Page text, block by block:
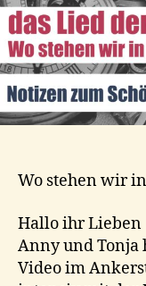
Wo stehen wir
Hallo ihr Lieben
Anny und Tonja
Video im